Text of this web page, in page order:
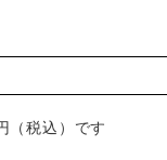
（税込）です